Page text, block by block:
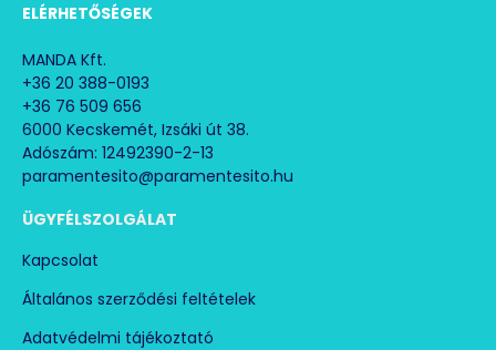
ELÉRHETŐSÉGEK
MANDA Kft.
+36 20 388-0193
+36 76 509 656
6000 Kecskemét, Izsáki út 38.
Adószám: 12492390-2-13
paramentesito@paramentesito.hu
ÜGYFÉLSZOLGÁLAT
Kapcsolat
Általános szerződési feltételek
Adatvédelmi tájékoztató